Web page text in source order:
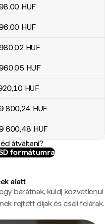
,00 HUF
,00 HUF
,02 HUF
,05 HUF
,10 HUF
800,24 HUF
600,48 HUF
átváltani?
formátumra
alatt
barátnak, küldj közvetlenül
rejtett díjak és csáli felárak.